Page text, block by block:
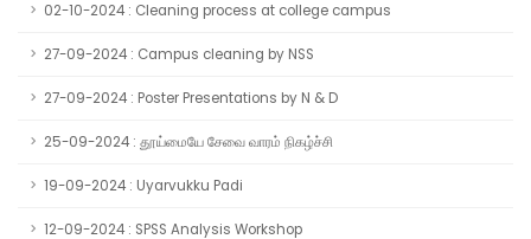
02-10-2024 : Cleaning process at college campus
27-09-2024 : Campus cleaning by NSS
27-09-2024 : Poster Presentations by N & D
25-09-2024 : தூய்மையே சேவை வாரம் நிகழ்ச்சி
19-09-2024 : Uyarvukku Padi
12-09-2024 : SPSS Analysis Workshop